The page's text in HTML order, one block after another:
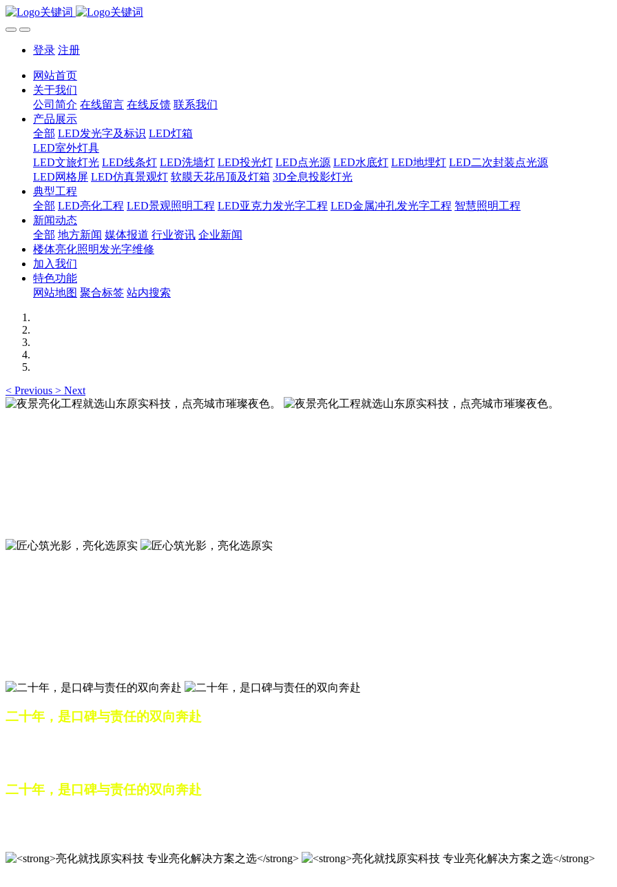
登录 注册
网站首页
关于我们
公司简介 在线留言 在线反馈 联系我们
产品展示
全部 LED发光字及标识 LED灯箱
LED室外灯具
LED文旅灯光 LED线条灯 LED洗墙灯 LED投光灯 LED点光源 LED水底灯 LED地埋灯 LED二次封装点光源
LED网格屏 LED仿真景观灯 软膜天花吊顶及灯箱 3D全息投影灯光
典型工程
全部 LED亮化工程 LED景观照明工程 LED亚克力发光字工程 LED金属冲孔发光字工程 智慧照明工程
新闻动态
全部 地方新闻 媒体报道 行业资讯 企业新闻
楼体亮化照明发光字维修
加入我们
特色功能
网站地图 聚合标签 站内搜索
< Previous > Next
二十年，是口碑与责任的双向奔赴
二十年，是口碑与责任的双向奔赴